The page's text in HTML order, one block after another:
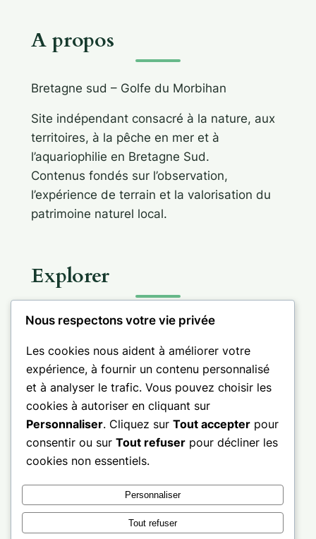
A propos
Bretagne sud – Golfe du Morbihan
Site indépendant consacré à la nature, aux
territoires, à la pêche en mer et à
l’aquariophilie en Bretagne Sud.
Contenus fondés sur l’observation,
l’expérience de terrain et la valorisation du
patrimoine naturel local.
Explorer
Informations
Facebook
LinkedIn
© 2026 – Bretagne sud – Golfe du Morbihan
Site indépendant consacré à la valorisation
Nous respectons votre vie privée
Les cookies nous aident à améliorer votre
expérience, à fournir un contenu personnalisé
et à analyser le trafic. Vous pouvez choisir les
cookies à autoriser en cliquant sur
Personnaliser. Cliquez sur Tout accepter pour
consentir ou sur Tout refuser pour décliner les
cookies non essentiels.
Personnaliser
Tout refuser